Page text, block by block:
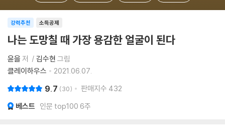
소득공제
강력추천
나는 도망칠 때 가장 용감한 얼굴이 된다
윤을 저 김수현 그림
클레이하우스
2021.06.07.
9.7 30 판매지수 432
베스트 인문 top100 6주